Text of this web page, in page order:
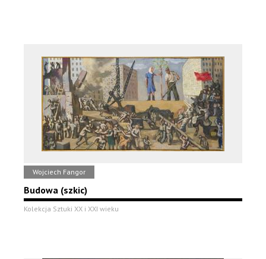
Wojciech Fangor
Budowa (szkic)
Kolekcja Sztuki XX i XXI wieku